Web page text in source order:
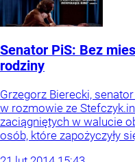
Senator PiS: Bez
rodziny
Grzegorz Bierecki,
w rozmowie ze
zaciągniętych w walucie
osób, które zapożyczyły